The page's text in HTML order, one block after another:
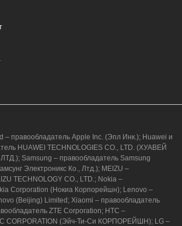
– правообладатель Apple Inc. (Эпл Инк.); Huawei и
HUAWEI TECHNOLOGIES CO., LTD. (ХУАВЕЙ
Samsung – правообладатель Samsung
Электроникс Ко., Лтд.); MEIZU –
TECHNOLOGY CO., LTD.; Nokia –
Corporation (Нокиа Корпорейшн); Lenovo –
(Beijing) Limited; Xiaomi – правообладатель
ZTE Corporation; HTC –
CORPORATION (Эйч-Ти-Си КОРПОРЕЙШН); LG –